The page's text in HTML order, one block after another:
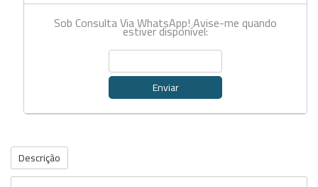
Sob Consulta Via WhatsApp! Avise-me quando
estiver disponível:
Enviar
Descrição